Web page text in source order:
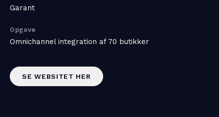
Garant
Opgave
Omnichannel integration af 70 butikker
SE WEBSITET HER